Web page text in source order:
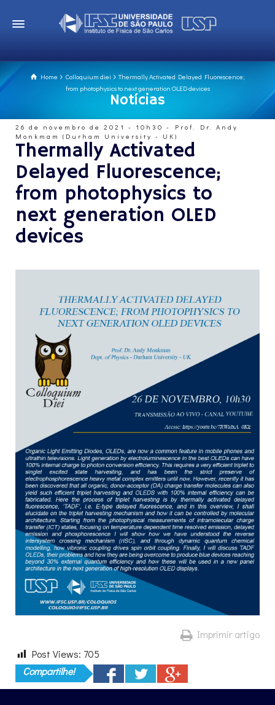
Home Colloquium diei
Thermally Activated Delayed Fluorescence;
from photophysics to next generation OLED devices
Notícias
26 de novembro de 2021 - 10h30 - Prof. Dr. Andy
Monkmam (Durham University - UK)
Thermally Activated
Delayed Fluorescence;
from photophysics to
next generation OLED
devices
Imprimir artigo
Post Views: 705
Compartilhe!